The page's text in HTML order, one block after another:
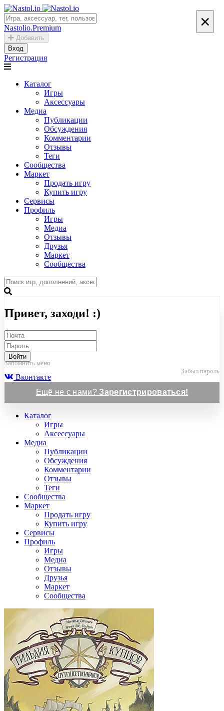
Nastolio.Premium
Добавить
Вход
Регистрация
Каталог
Игры
Аксессуары
Медиа
Публикации
Обсуждения
Комментарии
Отзывы
Теги
Сообщества
Маркет
Продать игру
Купить игру
Сервисы
Профиль
Игры
Медиа
Отзывы
Друзья
Маркет
Сообщества
×
Привет, заходи! :)
Войти
Запомнить меня
Забыл пароль
Вконтакте
Ещё не с нами?Зарегистрироваться!
Каталог
Игры
Аксессуары
Медиа
Публикации
Обсуждения
Комментарии
Отзывы
Теги
Сообщества
Маркет
Продать игру
Купить игру
Сервисы
Профиль
Игры
Медиа
Отзывы
Друзья
Маркет
Сообщества